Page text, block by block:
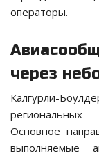
операторы.
через
Калгурли-
Основное
выполняемые